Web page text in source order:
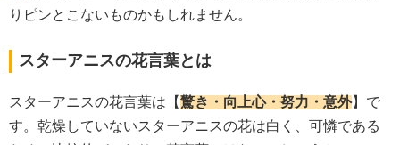
りピンとこないものかもしれません。
スターアニスの花言葉とは
スターアニスの花言葉は【驚き・向上心・努力・意外】で
す。乾燥していないスターアニスの花は白く、可憐である